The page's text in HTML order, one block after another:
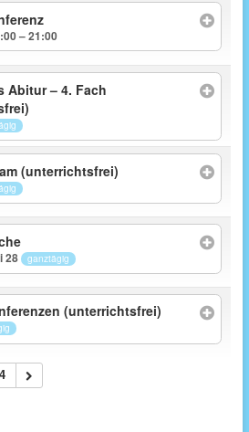
– 21:00
Abitur – 4. Fach
(unterrichtsfrei)
28 ganztägig
(unterrichtsfrei)